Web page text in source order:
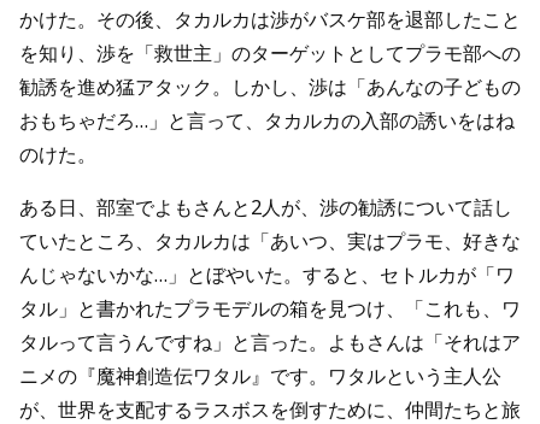
かけた。その後、タカルカは渉がバスケ部を退部したこと
を知り、渉を「救世主」のターゲットとしてプラモ部への
勧誘を進め猛アタック。しかし、渉は「あんなの子どもの
おもちゃだろ…」と言って、タカルカの入部の誘いをはね
のけた。
ある日、部室でよもさんと2人が、渉の勧誘について話し
ていたところ、タカルカは「あいつ、実はプラモ、好きな
んじゃないかな…」とぼやいた。すると、セトルカが「ワ
タル」と書かれたプラモデルの箱を見つけ、「これも、ワ
タルって言うんですね」と言った。よもさんは「それはア
ニメの『魔神創造伝ワタル』です。ワタルという主人公
が、世界を支配するラスボスを倒すために、仲間たちと旅